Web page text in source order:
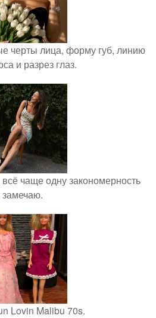
черты лица, форму губ, линию
и разрез глаз.
чаще одну закономерность
замечаю.
Lovin Malibu 70s.